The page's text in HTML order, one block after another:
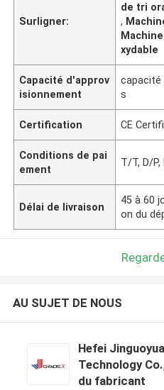
Surligner:
de tri
,
xydable
Capacité d'approv
isionnement
capacité
s
Certification CE
Conditions de pai
ement
T/T, D/P,
Délai de livraison
45 à 60
on du
AU SUJET DE NOUS
Hefei
Technology
du fabricant